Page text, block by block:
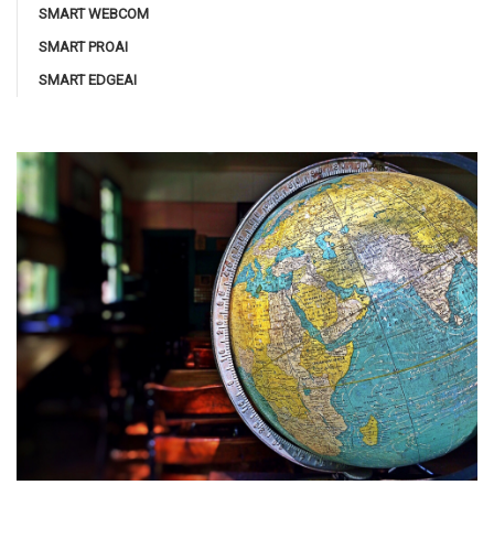
SMART WEBCOM
SMART PROAI
SMART EDGEAI